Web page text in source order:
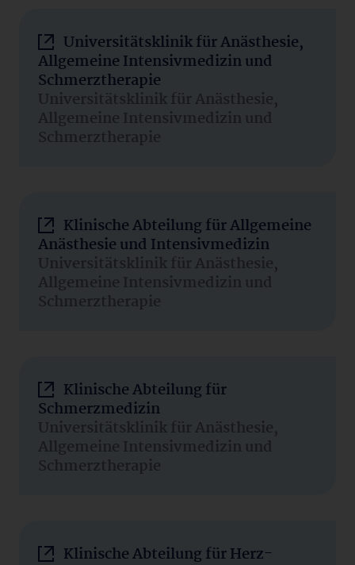
Universitätsklinik für Anästhesie,
Allgemeine Intensivmedizin und
Schmerztherapie
Universitätsklinik für Anästhesie,
Allgemeine Intensivmedizin und
Schmerztherapie
Klinische Abteilung für Allgemeine
Anästhesie und Intensivmedizin
Universitätsklinik für Anästhesie,
Allgemeine Intensivmedizin und
Schmerztherapie
Klinische Abteilung für
Schmerzmedizin
Universitätsklinik für Anästhesie,
Allgemeine Intensivmedizin und
Schmerztherapie
Klinische Abteilung für Herz-